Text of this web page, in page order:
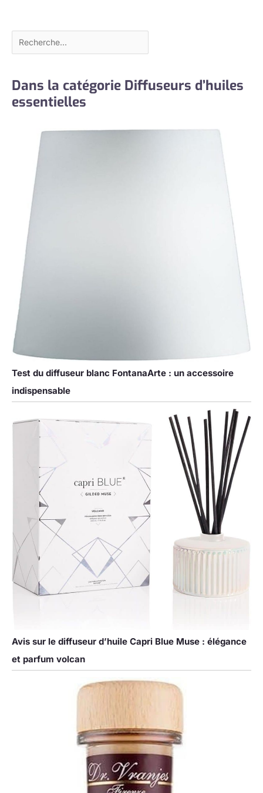
Dans la catégorie Diffuseurs d’huiles
essentielles
Test du diffuseur blanc FontanaArte : un accessoire
indispensable
Avis sur le diffuseur d’huile Capri Blue Muse : élégance
et parfum volcan